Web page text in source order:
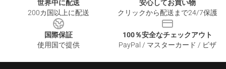
世界中に配送
200カ国以上に配送
安心してお買い物
クリックから配送まで24/7保護
国際保証
使用国で提供
100％安全なチェックアウト
PayPal / マスターカード / ビザ